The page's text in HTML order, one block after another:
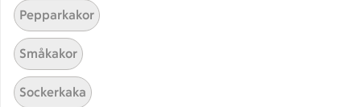
Här hittar du alla goda recept du har sparat och
Pepparkakor
Småkakor
Sockerkaka